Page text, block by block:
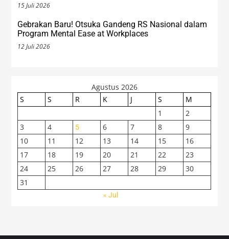
15 Juli 2026
Gebrakan Baru! Otsuka Gandeng RS Nasional dalam
Program Mental Ease at Workplaces
12 Juli 2026
Agustus 2026
S
S R K J S
M
1
2
3
4 5 6 7 8
9
10
11 12 13 14 15
16
17
18 19 20 21 22
23
24
25 26 27 28 29
30
31
« Jul